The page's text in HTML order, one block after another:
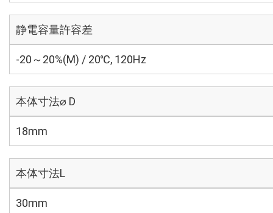
静電容量許容差
-20～20%(M) / 20℃, 120Hz
本体寸法⌀ D
18mm
本体寸法L
30mm